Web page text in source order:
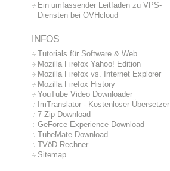
Ein umfassender Leitfaden zu VPS-
Diensten bei OVHcloud
INFOS
Tutorials für Software & Web
Mozilla Firefox Yahoo! Edition
Mozilla Firefox vs. Internet Explorer
Mozilla Firefox History
YouTube Video Downloader
ImTranslator - Kostenloser Übersetzer
7-Zip Download
GeForce Experience Download
TubeMate Download
TVöD Rechner
Sitemap